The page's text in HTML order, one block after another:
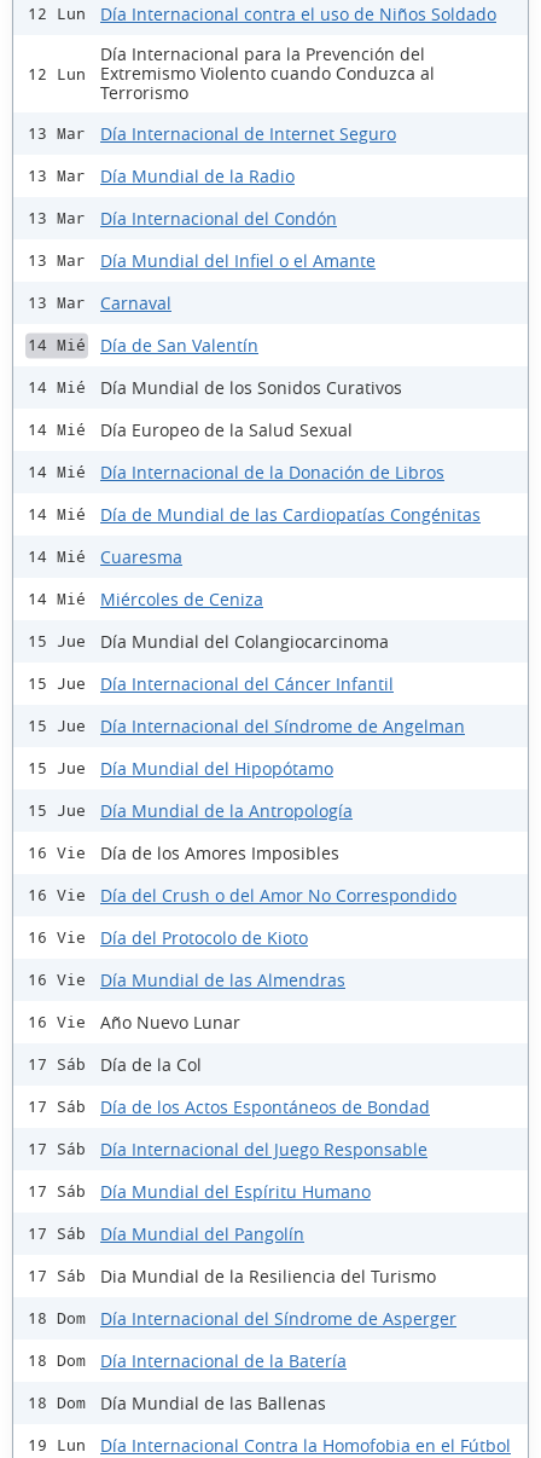
12 Lun Día Internacional contra el uso de Niños Soldado
12 Lun
Día Internacional para la Prevención del
Extremismo Violento cuando Conduzca al
Terrorismo
13 Mar Día Internacional de Internet Seguro
13 Mar Día Mundial de la Radio
13 Mar Día Internacional del Condón
13 Mar Día Mundial del Infiel o el Amante
13 Mar Carnaval
14 Mié Día de San Valentín
14 Mié Día Mundial de los Sonidos Curativos
14 Mié Día Europeo de la Salud Sexual
14 Mié Día Internacional de la Donación de Libros
14 Mié Día de Mundial de las Cardiopatías Congénitas
14 Mié Cuaresma
14 Mié Miércoles de Ceniza
15 Jue Día Mundial del Colangiocarcinoma
15 Jue Día Internacional del Cáncer Infantil
15 Jue Día Internacional del Síndrome de Angelman
15 Jue Día Mundial del Hipopótamo
15 Jue Día Mundial de la Antropología
16 Vie Día de los Amores Imposibles
16 Vie Día del Crush o del Amor No Correspondido
16 Vie Día del Protocolo de Kioto
16 Vie Día Mundial de las Almendras
16 Vie Año Nuevo Lunar
17 Sáb Día de la Col
17 Sáb Día de los Actos Espontáneos de Bondad
17 Sáb Día Internacional del Juego Responsable
17 Sáb Día Mundial del Espíritu Humano
17 Sáb Día Mundial del Pangolín
17 Sáb Dia Mundial de la Resiliencia del Turismo
18 Dom Día Internacional del Síndrome de Asperger
18 Dom Día Internacional de la Batería
18 Dom Día Mundial de las Ballenas
19 Lun Día Internacional Contra la Homofobia en el Fútbol